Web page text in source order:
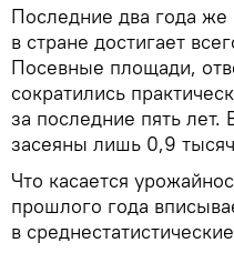
Последние два года же
в стране достигает
Посевные площади,
сократились
за последние пять лет.
засеяны лишь 0,9
Что касается
прошлого года
в